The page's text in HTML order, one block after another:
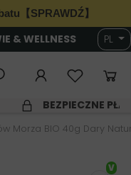
【SPRAWDŹ】
& WELLNESS PL
Morza BIO 40g Dary
V